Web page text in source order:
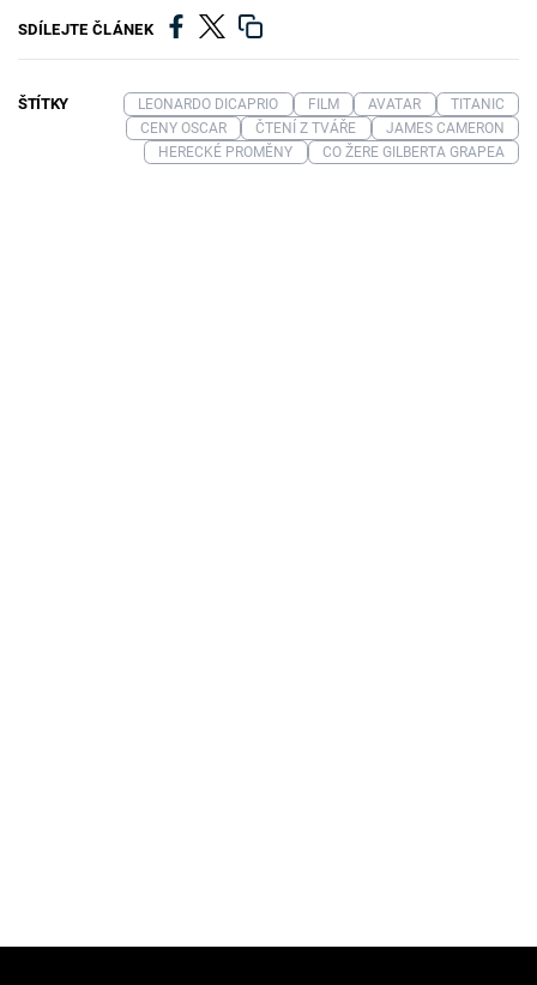
SDÍLEJTE ČLÁNEK
ŠTÍTKY LEONARDO DICAPRIO FILM AVATAR
TITANIC
CENY OSCAR
ČTENÍ Z TVÁŘE
JAMES CAMERON
HERECKÉ PROMĚNY
CO ŽERE GILBERTA GRAPEA